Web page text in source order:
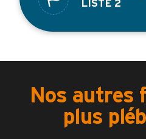
LISTE 2
Nos autres
plus